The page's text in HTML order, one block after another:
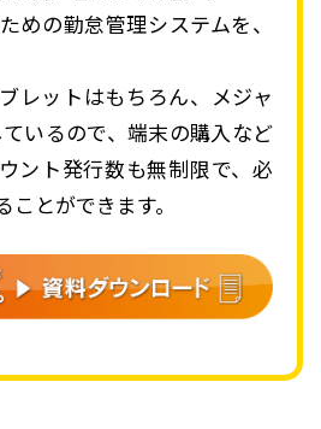
めの勤怠管理システムを、
レットはもちろん、メジャ
いるので、端末の購入など
ント発行数も無制限で、必
とができます。